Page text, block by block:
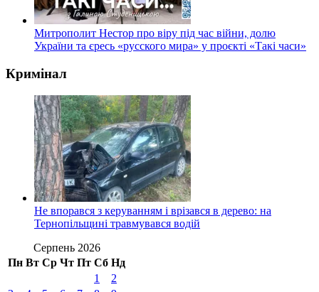
Митрополит Нестор про віру під час війни, долю
України та єресь «русского мира» у проєкті «Такі часи»
Кримінал
Не впорався з керуванням і врізався в дерево: на
Тернопільщині травмувався водій
Серпень 2026
Пн Вт Ср Чт Пт Сб Нд
1
2